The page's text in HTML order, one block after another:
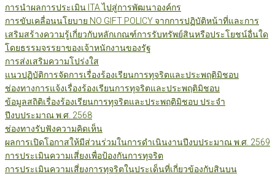
การนำผลการประเมิน ITA ไปสู่การพัฒนาองค์กร
การขับเคลื่อนนโยบาย NO GIFT POLICY จากการปฏิบัติหน้าที่และการ
เสริมสร้างความรู้เกี่ยวกับหลักเกณฑ์การรับทรัพย์สินหรือประโยชน์อื่นใด
โดยธรรมจรรยาของเจ้าหนักงานของรัฐ
การส่งเสริมความโปร่งใส
แนวปฏิบัติการจัดการเรื่องร้องเรียนการทุจริตและประพฤติมิชอบ
ช่องทางการแจ้งเรื่องร้องเรียนการทุจริตและประพฤติมิชอบ
ข้อมูลสถิติเรื่องร้องเรียนการทุจริตและประพฤติมิชอบ ประจำ
ปีงบประมาณ พ.ศ. 2568
ช่องทางรับฟังความคิดเห็น
ผลการเปิดโอกาสให้มีส่วนร่วมในการดำเนินงานปีงบประมาณ พ.ศ. 2569
การประเมินความเสี่ยงเพื่อป้องกันการทุจริต
การประเมินความเสี่ยงการทุจริตในประเด็นที่เกี่ยวข้องกับสินบน